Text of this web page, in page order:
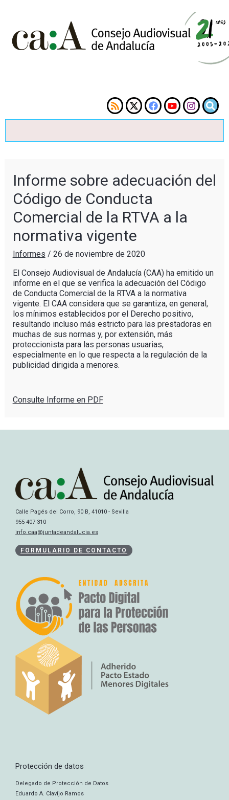
Informe sobre adecuación del
Código de Conducta
Comercial de la RTVA a la
normativa vigente
Informes / 26 de noviembre de 2020
El Consejo Audiovisual de Andalucía (CAA) ha emitido un
informe en el que se verifica la adecuación del Código
de Conducta Comercial de la RTVA a la normativa
vigente. El CAA considera que se garantiza, en general,
los mínimos establecidos por el Derecho positivo,
resultando incluso más estricto para las prestadoras en
muchas de sus normas y, por extensión, más
proteccionista para las personas usuarias,
especialmente en lo que respecta a la regulación de la
publicidad dirigida a menores.
Consulte Informe en PDF
Calle Pagés del Corro, 90 B, 41010 - Sevilla
955 407 310
info.caa@juntadeandalucia.es
FORMULARIO DE CONTACTO
Protección de datos
Delegado de Protección de Datos
Eduardo A. Clavijo Ramos